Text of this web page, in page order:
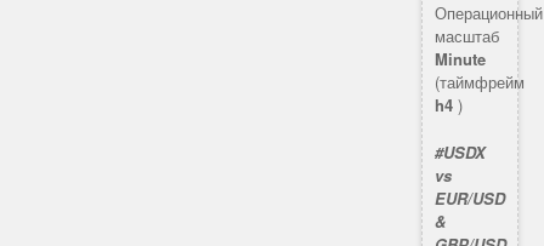
Операционный
масштаб
Minute
(таймфрейм
h4)
#USDX
vs
EUR/USD
&